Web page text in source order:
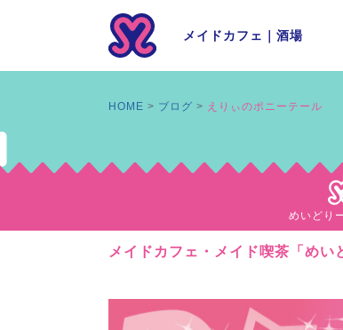
メイドカフェ ｜ 酒場
めいどり
メイドカフェ・メイド喫茶「め
HOME ブログ えりぃのポニーテール